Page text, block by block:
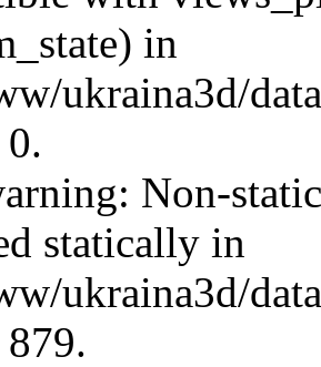
in
ukraina3d/
Non-
statically in
ukraina3d/